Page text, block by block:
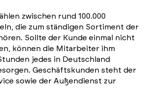
zwischen rund 100.000
die zum ständigen Sortiment der
Sollte der Kunde einmal nicht
können die Mitarbeiter ihm
jedes in Deutschland
Geschäftskunden steht der
sowie der Außendienst zur